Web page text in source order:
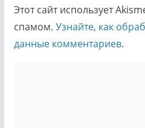
Этот сайт использует
спамом. Узнайте, как
данные комментариев.